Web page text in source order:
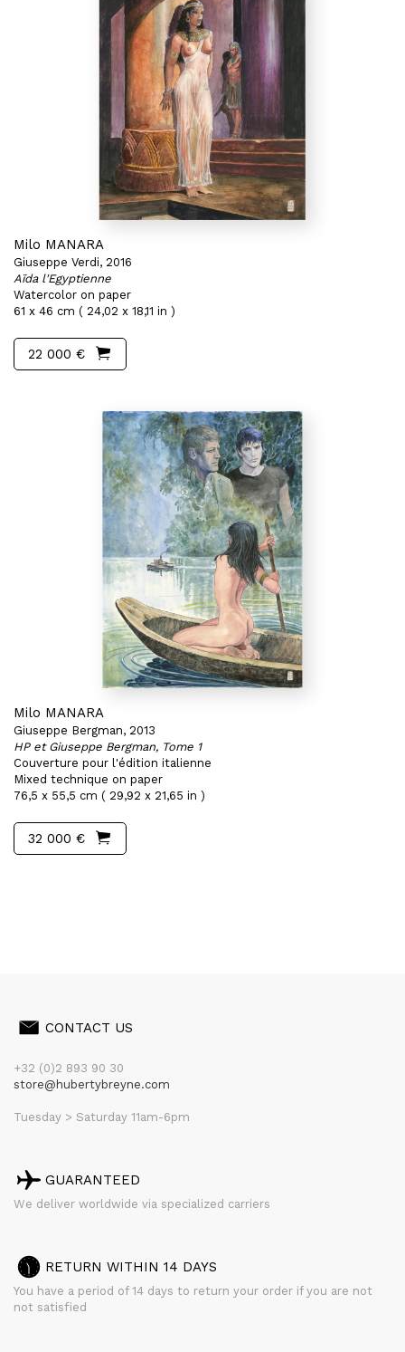
Milo MANARA
Giuseppe Verdi, 2016
Aïda l'Egyptienne
Watercolor on paper
61 x 46 cm ( 24,02 x 18,11 in )
22 000 €
Milo MANARA
Giuseppe Bergman, 2013
HP et Giuseppe Bergman, Tome 1
Couverture pour l'édition italienne
Mixed technique on paper
76,5 x 55,5 cm ( 29,92 x 21,65 in )
32 000 €
CONTACT US
+32 (0)2 893 90 30
store@hubertybreyne.com
Tuesday > Saturday 11am-6pm
GUARANTEED
We deliver worldwide via specialized carriers
RETURN WITHIN 14 DAYS
You have a period of 14 days to return your order if you are not
not satisfied